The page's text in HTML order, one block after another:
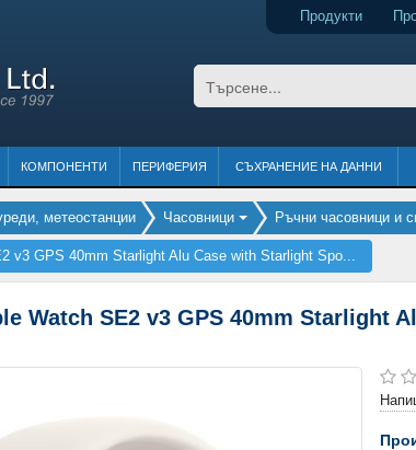
Продукти
КОМПОНЕНТИ ПЕРИФЕРИЯ СЪХРАНЕНИЕ НА ДАННИ
метеостанции Часовници Ръчни часовници и
v3 GPS 40mm Starlight Alu Case with Starlight Spo...
Watch SE2 v3 GPS 40mm Starlight